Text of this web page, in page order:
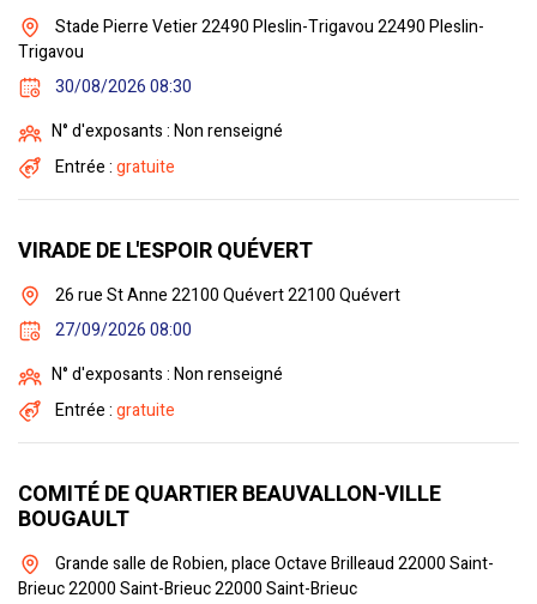
Stade Pierre Vetier 22490 Pleslin-Trigavou 22490 Pleslin-
Trigavou
30/08/2026 08:30
N° d'exposants : Non renseigné
Entrée :gratuite
VIRADE DE L'ESPOIR QUÉVERT
26 rue St Anne 22100 Quévert 22100 Quévert
27/09/2026 08:00
N° d'exposants : Non renseigné
Entrée :gratuite
COMITÉ DE QUARTIER BEAUVALLON-VILLE
BOUGAULT
Grande salle de Robien, place Octave Brilleaud 22000 Saint-
Brieuc 22000 Saint-Brieuc 22000 Saint-Brieuc